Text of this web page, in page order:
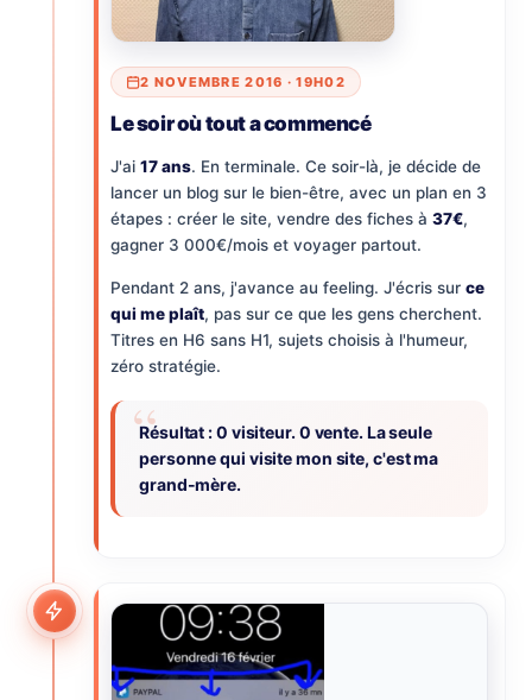
2 NOVEMBRE 2016 · 19H02
Le soir où tout a commencé
J'ai 17 ans. En terminale. Ce soir-là, je décide de
lancer un blog sur le bien-être, avec un plan en 3
étapes : créer le site, vendre des fiches à 37€,
gagner 3 000€/mois et voyager partout.
Pendant 2 ans, j'avance au feeling. J'écris sur ce
qui me plaît, pas sur ce que les gens cherchent.
Titres en H6 sans H1, sujets choisis à l'humeur,
zéro stratégie.
Résultat : 0 visiteur. 0 vente. La seule
personne qui visite mon site, c'est ma
grand-mère.